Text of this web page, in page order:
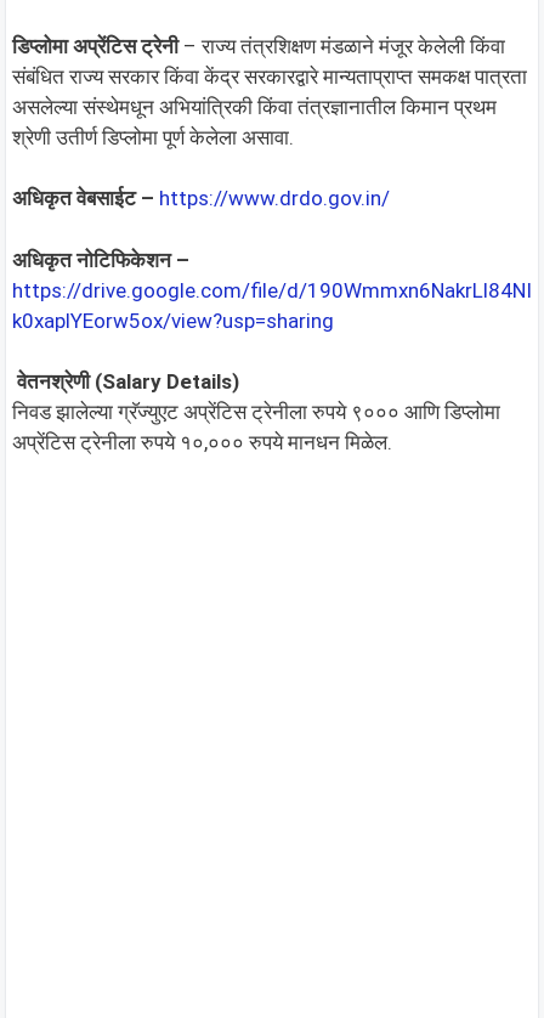
डिप्लोमा अप्रेंटिस ट्रेनी– राज्य तंत्रशिक्षण मंडळाने मंजूर केलेली किंवा
संबंधित राज्य सरकार किंवा केंद्र सरकारद्वारे मान्यताप्राप्त समकक्ष पात्रता
असलेल्या संस्थेमधून अभियांत्रिकी किंवा तंत्रज्ञानातील किमान प्रथम
श्रेणी उतीर्ण डिप्लोमा पूर्ण केलेला असावा.
अधिकृत वेबसाईट – https://www.drdo.gov.in/
अधिकृत नोटिफिकेशन –
https://drive.google.com/file/d/190Wmmxn6NakrLl84NI
k0xaplYEorw5ox/view?usp=sharing
वेतनश्रेणी (Salary Details)
निवड झालेल्या ग्रॅज्युएट अप्रेंटिस ट्रेनीला रुपये ९००० आणि डिप्लोमा
अप्रेंटिस ट्रेनीला रुपये १०,००० रुपये मानधन मिळेल.